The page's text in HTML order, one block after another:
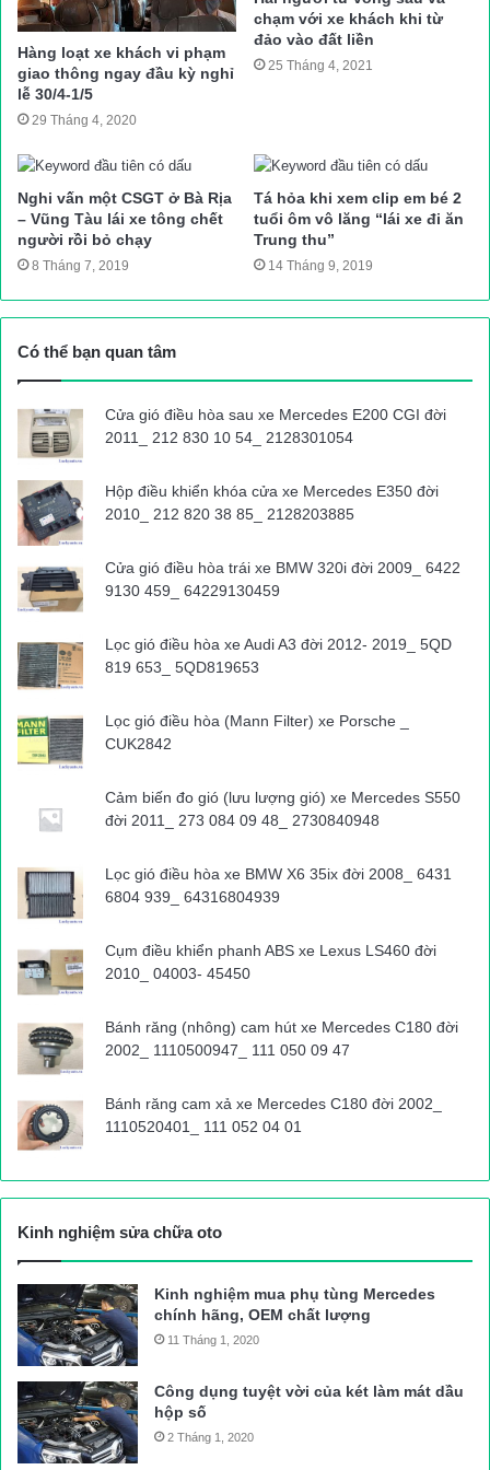
chiếc xe này.
Quá trình kiểm tra tải trọng phương tiện cho thấy xe chở quá tải
trọng 88,9% và quá tải cầu đường 53,5%.
Ngay sau đó, tổ công tác TTGT TP Hải Phòng đã lập biên bản,
đồng thời tạm giữ chiếc xe vi phạm để tiếp tục xử lý.
“Hiện TTGT TP Hải Phòng đang hoàn thiện báo cáo gửi Sở
GTVT Hải Phòng và các cơ quan liên quan để xử lý vụ việc
Việt Hòa
tai nạn giao thông Tin tuc trong ngay
Hàng loạt xe khách vi phạm
giao thông ngay đầu kỳ nghỉ
lễ 30/4-1/5
29 Tháng 4, 2020
chạm với xe khách khi từ
đảo vào đất liền
25 Tháng 4, 2021
Nghi vấn một CSGT ở Bà Rịa
– Vũng Tàu lái xe tông chết
người rồi bỏ chạy
8 Tháng 7, 2019
Tá hỏa khi xem clip em bé 2
tuổi ôm vô lăng “lái xe đi ăn
Trung thu”
14 Tháng 9, 2019
Có thể bạn quan tâm
Cửa gió điều hòa sau xe Mercedes E200 CGI đời
2011_ 212 830 10 54_ 2128301054
Hộp điều khiển khóa cửa xe Mercedes E350 đời
2010_ 212 820 38 85_ 2128203885
Cửa gió điều hòa trái xe BMW 320i đời 2009_ 6422
9130 459_ 64229130459
Lọc gió điều hòa xe Audi A3 đời 2012- 2019_ 5QD
819 653_ 5QD819653
Lọc gió điều hòa (Mann Filter) xe Porsche _
CUK2842
Cảm biến đo gió (lưu lượng gió) xe Mercedes S550
đời 2011_ 273 084 09 48_ 2730840948
Lọc gió điều hòa xe BMW X6 35ix đời 2008_ 6431
6804 939_ 64316804939
Cụm điều khiển phanh ABS xe Lexus LS460 đời
2010_ 04003- 45450
Bánh răng (nhông) cam hút xe Mercedes C180 đời
2002_ 1110500947_ 111 050 09 47
Bánh răng cam xả xe Mercedes C180 đời 2002_
1110520401_ 111 052 04 01
Kinh nghiệm sửa chữa oto
Kinh nghiệm mua phụ tùng Mercedes
chính hãng, OEM chất lượng
11 Tháng 1, 2020
Công dụng tuyệt vời của két làm mát dầu
hộp số
2 Tháng 1, 2020